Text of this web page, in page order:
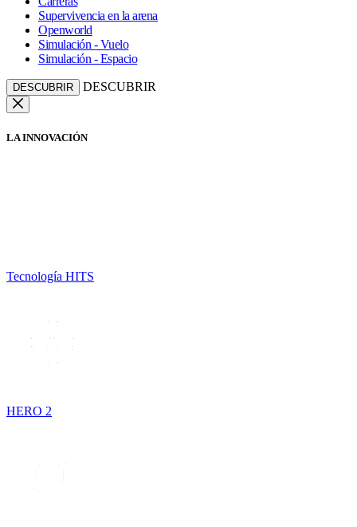
Supervivencia en la arena
Openworld
Simulación - Vuelo
Simulación - Espacio
DESCUBRIR DESCUBRIR
LA INNOVACIÓN
Tecnología HITS
HERO 2